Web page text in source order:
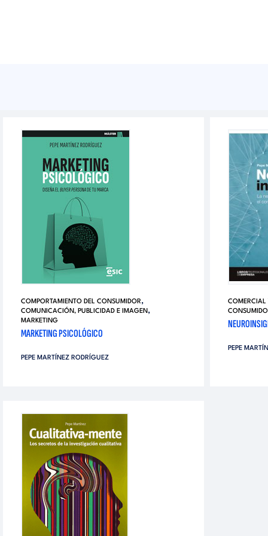
COMPORTAMIENTO DEL CONSUMIDOR,
COMUNICACIÓN, PUBLICIDAD E IMAGEN,
MARKETING
MARKETING PSICOLÓGICO
PEPE MARTÍNEZ RODRÍGUEZ
COMERCIAL
PEPE